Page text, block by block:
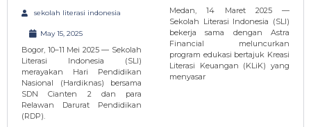
sekolah literasi indonesia
May 15, 2025
Bogor, 10–11 Mei 2025 — Sekolah
Literasi Indonesia (SLI)
merayakan Hari Pendidikan
Nasional (Hardiknas) bersama
SDN Cianten 2 dan para
Relawan Darurat Pendidikan
(RDP).
Medan, 14 Maret 2025 —
Sekolah Literasi Indonesia (SLI)
bekerja sama dengan Astra
Financial meluncurkan
program edukasi bertajuk Kreasi
Literasi Keuangan (KLiK) yang
menyasar